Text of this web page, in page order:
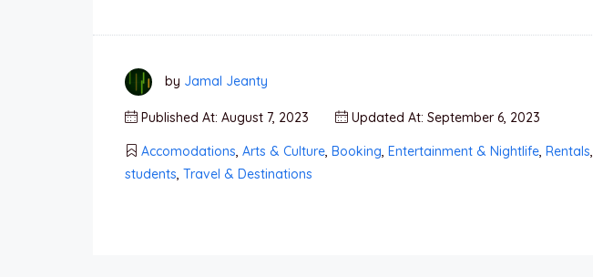
by Jamal Jeanty
Published At: August 7, 2023 Updated At: September 6, 2023
Accomodations, Arts & Culture, Booking, Entertainment & Nightlife, Rentals,
students, Travel & Destinations